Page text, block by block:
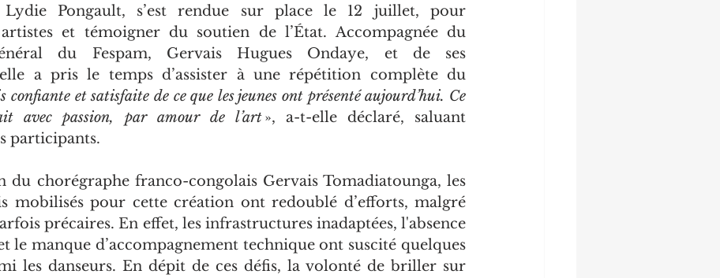
Lydie Pongault, s’est rendue sur place le 12 juillet, pour
et témoigner du soutien de l’État. Accompagnée du
du Fespam, Gervais Hugues Ondaye, et de ses
a pris le temps d’assister à une répétition complète du
confiante et satisfaite de ce que les jeunes ont présenté aujourd’hui. Ce
avec passion, par amour de l’art », a-t-elle déclaré, saluant
participants.
du chorégraphe franco-congolais Gervais Tomadiatounga, les
mobilisés pour cette création ont redoublé d’efforts, malgré
précaires. En effet, les infrastructures inadaptées, l'absence
le manque d’accompagnement technique ont suscité quelques
les danseurs. En dépit de ces défis, la volonté de briller sur